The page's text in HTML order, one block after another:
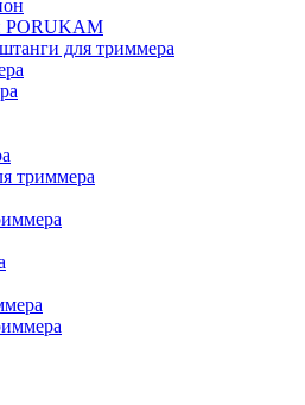
PORUKAM
для триммера
триммера